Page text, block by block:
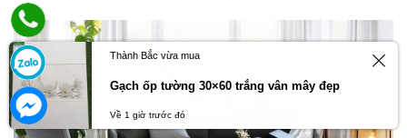
Thành Bắc vừa mua
Gạch ốp tường 30×60 trắng vân mây đẹp
Về 1 giờ trước đó